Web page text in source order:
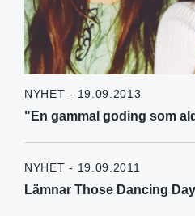
NYHET - 19.09.2013
"En gammal goding som
NYHET - 19.09.2011
Lämnar Those Dancing